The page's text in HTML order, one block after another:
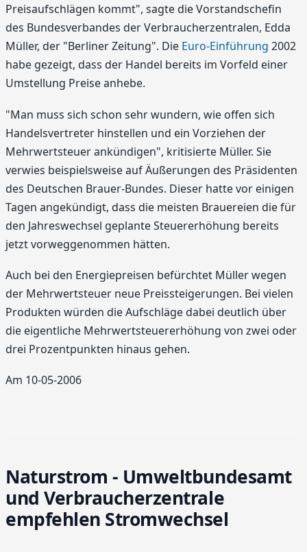
Preisaufschlägen kommt", sagte die Vorstandschefin
des Bundesverbandes der Verbraucherzentralen, Edda
Müller, der "Berliner Zeitung". Die Euro-Einführung 2002
habe gezeigt, dass der Handel bereits im Vorfeld einer
Umstellung Preise anhebe.
"Man muss sich schon sehr wundern, wie offen sich
Handelsvertreter hinstellen und ein Vorziehen der
Mehrwertsteuer ankündigen", kritisierte Müller. Sie
verwies beispielsweise auf Äußerungen des Präsidenten
des Deutschen Brauer-Bundes. Dieser hatte vor einigen
Tagen angekündigt, dass die meisten Brauereien die für
den Jahreswechsel geplante Steuererhöhung bereits
jetzt vorweggenommen hätten.
Auch bei den Energiepreisen befürchtet Müller wegen
der Mehrwertsteuer neue Preissteigerungen. Bei vielen
Produkten würden die Aufschläge dabei deutlich über
die eigentliche Mehrwertsteuererhöhung von zwei oder
drei Prozentpunkten hinaus gehen.
Am 10-05-2006
Naturstrom - Umweltbundesamt
und Verbraucherzentrale
empfehlen Stromwechsel